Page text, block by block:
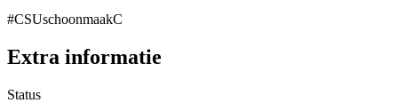
#CSUschoonmaakC
Extra informatie
Status